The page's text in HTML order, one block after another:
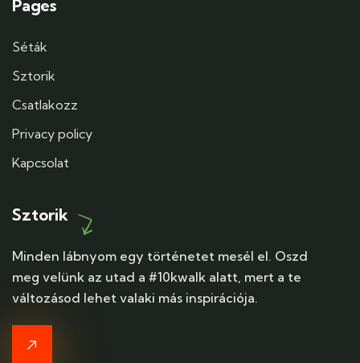
Pages
Séták
Sztorik
Csatlakozz
Privacy policy
Kapcsolat
Sztorik
Minden lábnyom egy történetet mesél el. Oszd
meg velünk az utad a #10kwalk alatt, mert a te
változásod lehet valaki más inspirációja.